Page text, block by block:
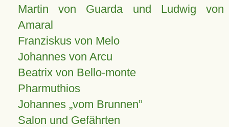
Martin von Guarda und Ludwig von
Amaral
Franziskus von Melo
Johannes von Arcu
Beatrix von Bello-monte
Pharmuthios
Johannes vom Brunnen
Salon und Gefährten